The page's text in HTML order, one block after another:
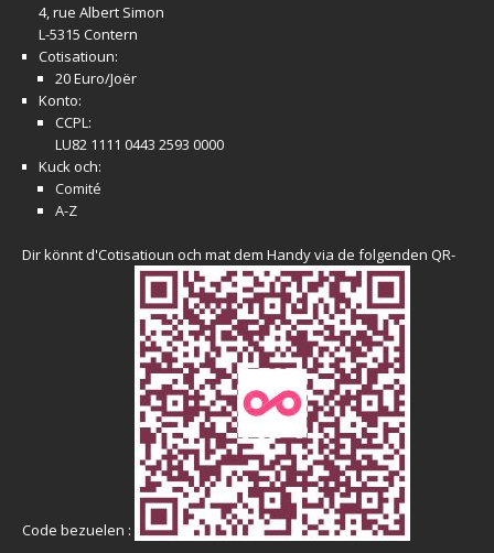
4, rue Albert Simon
L-5315 Contern
Cotisatioun:
20 Euro/Joër
Konto:
CCPL:
LU82 1111 0443 2593 0000
Kuck och:
Comité
A-Z
Dir könnt d'Cotisatioun och mat dem Handy via de folgenden QR-
Code bezuelen :